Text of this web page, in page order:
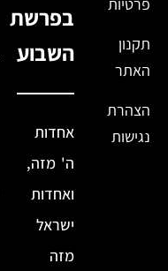
פרטיות
תקנון
האתר
הצהרת
נגישות
בפרשת
השבוע
אחדות
ה' מזה,
ואחדות
ישראל
מזה